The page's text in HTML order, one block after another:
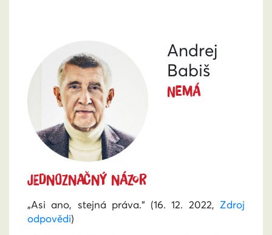
Andrej
Babiš
NEMÁ
JEDNOZNAČNÝ NÁZOR
„Asi ano, stejná práva.“ (16. 12. 2022, Zdroj
odpovědi)